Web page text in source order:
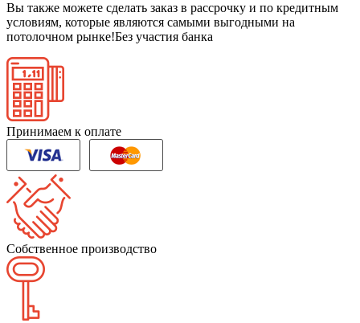
Вы также можете сделать заказ в рассрочку и по кредитным
условиям, которые являются самыми выгодными на
потолочном рынке!Без участия банка
Принимаем к оплате
Собственное производство